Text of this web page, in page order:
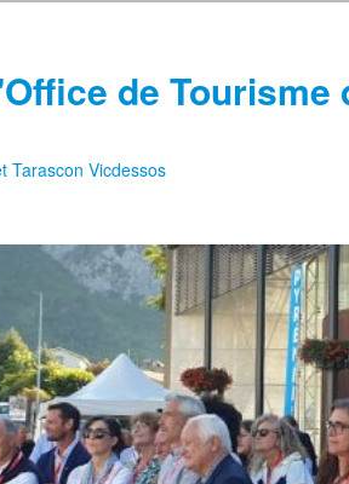
de Tourisme
Tarascon Vicdessos